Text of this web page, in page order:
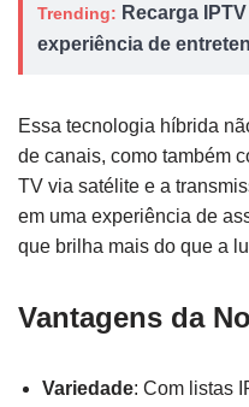
Trending: Recarga
experiência de
Essa tecnologia híbrida
de canais, como também
TV via satélite e a
em uma experiência de
que brilha mais do que a
Vantagens da
Variedade: Com listas